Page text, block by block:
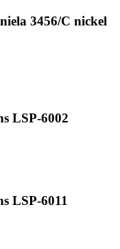
3456/C nickel
LSP-6002
LSP-6011